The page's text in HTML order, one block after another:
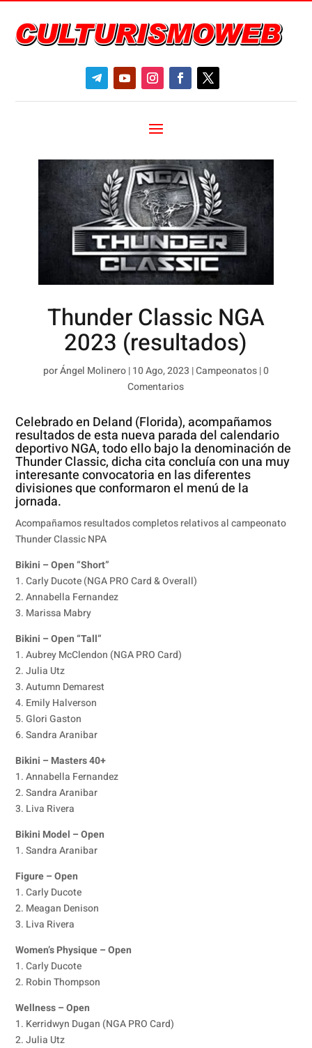
Thunder Classic NGA
2023 (resultados)
porÁngel Molinero|10 Ago, 2023 |Campeonatos|0
Comentarios
Celebrado en Deland (Florida), acompañamos
resultados de esta nueva parada del calendario
deportivo NGA, todo ello bajo la denominación de
Thunder Classic, dicha cita concluía con una muy
interesante convocatoria en las diferentes
divisiones que conformaron el menú de la
jornada.
Acompañamos resultados completos relativos al campeonato
Thunder Classic NPA
Bikini – Open “Short”
1. Carly Ducote (NGA PRO Card & Overall)
2. Annabella Fernandez
3. Marissa Mabry
Bikini – Open “Tall”
1. Aubrey McClendon (NGA PRO Card)
2. Julia Utz
3. Autumn Demarest
4. Emily Halverson
5. Glori Gaston
6. Sandra Aranibar
Bikini – Masters 40+
1. Annabella Fernandez
2. Sandra Aranibar
3. Liva Rivera
Bikini Model – Open
1. Sandra Aranibar
Figure – Open
1. Carly Ducote
2. Meagan Denison
3. Liva Rivera
Women’s Physique – Open
1. Carly Ducote
2. Robin Thompson
Wellness – Open
1. Kerridwyn Dugan (NGA PRO Card)
2. Julia Utz